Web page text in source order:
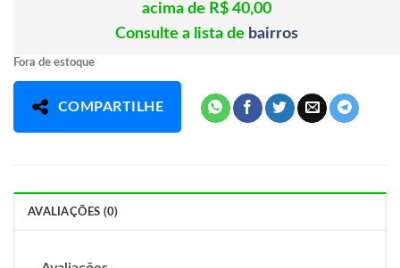
acima de R$ 40,00
Consulte a lista de bairros
Fora de estoque
COMPARTILHE
AVALIAÇÕES (0)